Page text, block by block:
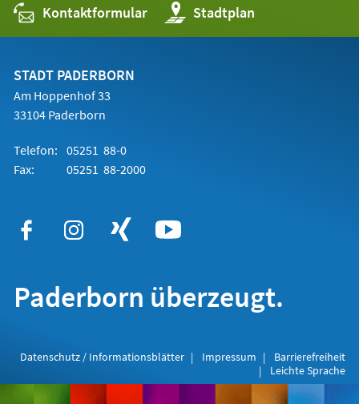
Kontaktformular Stadtplan
(Öffnet
in
einem
STADT PADERBORN
Am Hoppenhof 33
33104 Paderborn
Telefon: 05251 88-0
Fax:
05251 88-2000
Paderborn überzeugt.
Datenschutz / Informationsblätter Impressum
Barrierefreiheit
Leichte Sprache